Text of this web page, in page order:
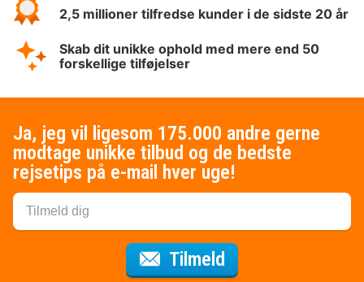
2,5 millioner tilfredse kunder i de sidste 20 år
Skab dit unikke ophold med mere end 50
forskellige tilføjelser
Ja, jeg vil ligesom 175.000 andre gerne
modtage unikke tilbud og de bedste
rejsetips på e-mail hver uge!
Tilmeld